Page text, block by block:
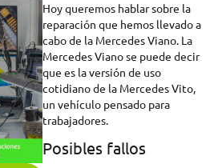
Hoy queremos hablar sobre la
reparación que hemos llevado a
cabo de la Mercedes Viano. La
Mercedes Viano se puede decir
que es la versión de uso
cotidiano de la Mercedes Vito,
un vehículo pensado para
trabajadores.
Posibles fallos